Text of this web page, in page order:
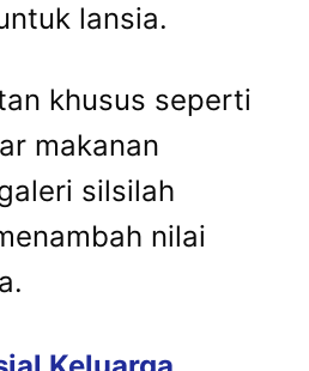
lansia.
khusus seperti
makanan
silsilah
nilai